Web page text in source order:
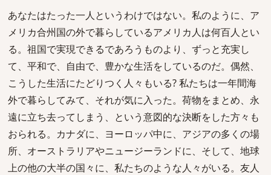
あなたはたった一人というわけではない。私のように、ア
メリカ合州国の外で暮らしているアメリカ人は何百人とい
る。祖国で実現できるであろうものより、ずっと充実し
て、平和で、自由で、豊かな生活をしているのだ。偶然、
こうした生活にたどりつく人々もいる? 私たちは一年間海
外で暮らしてみて、それが気に入った。荷物をまとめ、永
遠に立ち去ってしまう、という意図的な決断をした方々も
おられる。カナダに、ヨーロッパ中に、アジアの多くの場
所、オーストラリアやニュージーランドに、そして、地球
上の他の大半の国々に、私たちのような人々がいる。友人